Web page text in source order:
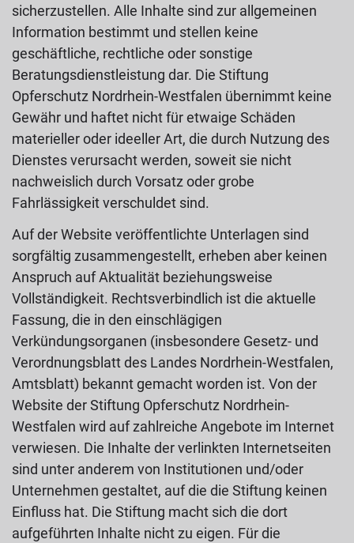
sicherzustellen. Alle Inhalte sind zur allgemeinen
Information bestimmt und stellen keine
geschäftliche, rechtliche oder sonstige
Beratungsdienstleistung dar. Die Stiftung
Opferschutz Nordrhein-Westfalen übernimmt keine
Gewähr und haftet nicht für etwaige Schäden
materieller oder ideeller Art, die durch Nutzung des
Dienstes verursacht werden, soweit sie nicht
nachweislich durch Vorsatz oder grobe
Fahrlässigkeit verschuldet sind.
Auf der Website veröffentlichte Unterlagen sind
sorgfältig zusammengestellt, erheben aber keinen
Anspruch auf Aktualität beziehungsweise
Vollständigkeit. Rechtsverbindlich ist die aktuelle
Fassung, die in den einschlägigen
Verkündungsorganen (insbesondere Gesetz- und
Verordnungsblatt des Landes Nordrhein-Westfalen,
Amtsblatt) bekannt gemacht worden ist. Von der
Website der Stiftung Opferschutz Nordrhein-
Westfalen wird auf zahlreiche Angebote im Internet
verwiesen. Die Inhalte der verlinkten Internetseiten
sind unter anderem von Institutionen und/oder
Unternehmen gestaltet, auf die die Stiftung keinen
Einfluss hat. Die Stiftung macht sich die dort
aufgeführten Inhalte nicht zu eigen. Für die